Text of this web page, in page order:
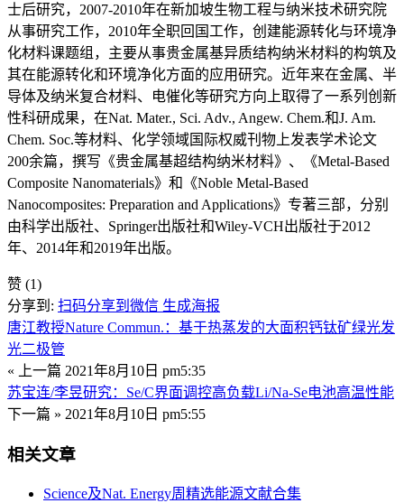
士后研究，2007-2010年在新加坡生物工程与纳米技术研究院
从事研究工作，2010年全职回国工作，创建能源转化与环境净
化材料课题组，主要从事贵金属基异质结构纳米材料的构筑及
其在能源转化和环境净化方面的应用研究。近年来在金属、半
导体及纳米复合材料、电催化等研究方向上取得了一系列创新
性科研成果，在Nat. Mater., Sci. Adv., Angew. Chem.和J. Am.
Chem. Soc.等材料、化学领域国际权威刊物上发表学术论文
200余篇，撰写《贵金属基超结构纳米材料》、《Metal-Based
Composite Nanomaterials》和《Noble Metal-Based
Nanocomposites: Preparation and Applications》专著三部，分别
由科学出版社、Springer出版社和Wiley-VCH出版社于2012
年、2014年和2019年出版。
赞 (1)
分享到: 扫码分享到微信 生成海报
唐江教授Nature Commun.：基于热蒸发的大面积钙钛矿绿光发
光二极管
« 上一篇 2021年8月10日 pm5:35
苏宝连/李昱研究：Se/C界面调控高负载Li/Na-Se电池高温性能
下一篇 » 2021年8月10日 pm5:55
相关文章
Science及Nat. Energy周精选能源文献合集